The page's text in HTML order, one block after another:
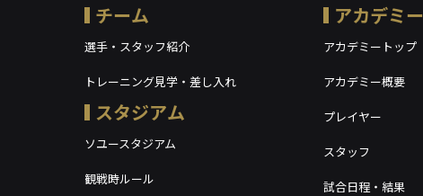
チーム
選手・スタッフ紹介
トレーニング見学・差し入れ
スタジアム
ソユースタジアム
観戦時ルール
アカデミ
アカデミートップ
アカデミー概要
プレイヤー
スタッフ
試合日程・結果